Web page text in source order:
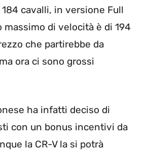
cavalli, in versione Full
massimo di velocità è di 194
che partirebbe da
ora ci sono grossi
ha infatti deciso di
con un bonus incentivi da
la CR-V la si potrà